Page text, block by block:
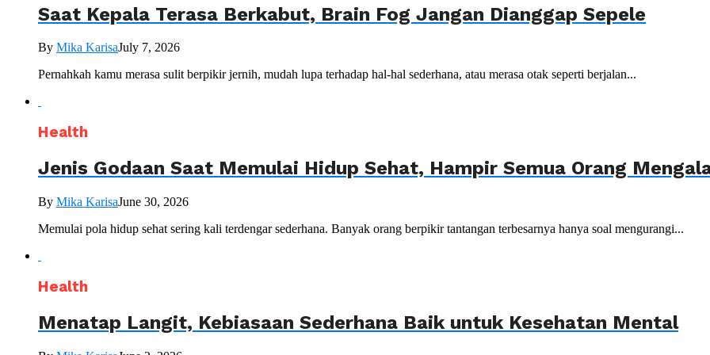
Saat Kepala Terasa Berkabut, Brain Fog Jangan Dianggap Sepele
By Mika KarisaJuly 7, 2026
Pernahkah kamu merasa sulit berpikir jernih, mudah lupa terhadap hal-hal sederhana, atau merasa otak seperti berjalan...
Health
Jenis Godaan Saat Memulai Hidup Sehat, Hampir Semua Orang
By Mika KarisaJune 30, 2026
Memulai pola hidup sehat sering kali terdengar sederhana. Banyak orang berpikir tantangan terbesarnya hanya soal mengurangi...
Health
Menatap Langit, Kebiasaan Sederhana Baik untuk Kesehatan Mental